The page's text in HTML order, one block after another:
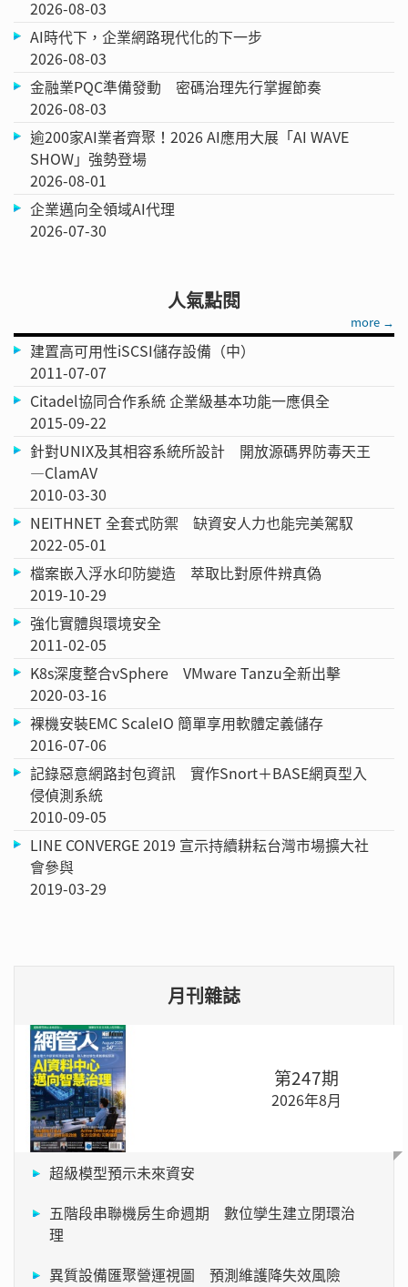
2026-08-03
AI時代下，企業網路現代化的下一步
2026-08-03
金融業PQC準備發動 密碼治理先行掌握節奏
2026-08-03
逾200家AI業者齊聚！2026 AI應用大展「AI WAVE
SHOW」強勢登場
2026-08-01
企業邁向全領域AI代理
2026-07-30
人氣點閱
more →
建置高可用性iSCSI儲存設備（中）
2011-07-07
Citadel協同合作系統 企業級基本功能一應俱全
2015-09-22
針對UNIX及其相容系統所設計 開放源碼界防毒天王
—ClamAV
2010-03-30
NEITHNET 全套式防禦 缺資安人力也能完美駕馭
2022-05-01
檔案嵌入浮水印防變造 萃取比對原件辨真偽
2019-10-29
強化實體與環境安全
2011-02-05
K8s深度整合vSphere VMware Tanzu全新出擊
2020-03-16
裸機安裝EMC ScaleIO 簡單享用軟體定義儲存
2016-07-06
記錄惡意網路封包資訊 實作Snort＋BASE網頁型入
侵偵測系統
2010-09-05
LINE CONVERGE 2019 宣示持續耕耘台灣市場擴大社
會參與
2019-03-29
月刊雜誌
第247期
2026年8月
超級模型預示未來資安
五階段串聯機房生命週期 數位孿生建立閉環治
理
異質設備匯聚營運視圖 預測維護降失效風險